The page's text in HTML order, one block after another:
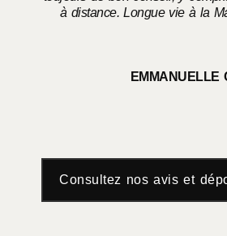
à distance. Longue vie à la
EMMANUELLE
Consultez nos avis et